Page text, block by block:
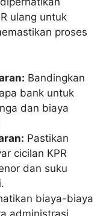
ulang untuk
proses
Bandingkan
bank untuk
dan biaya
Pastikan
cicilan KPR
dan suku
biaya-biaya
administrasi,